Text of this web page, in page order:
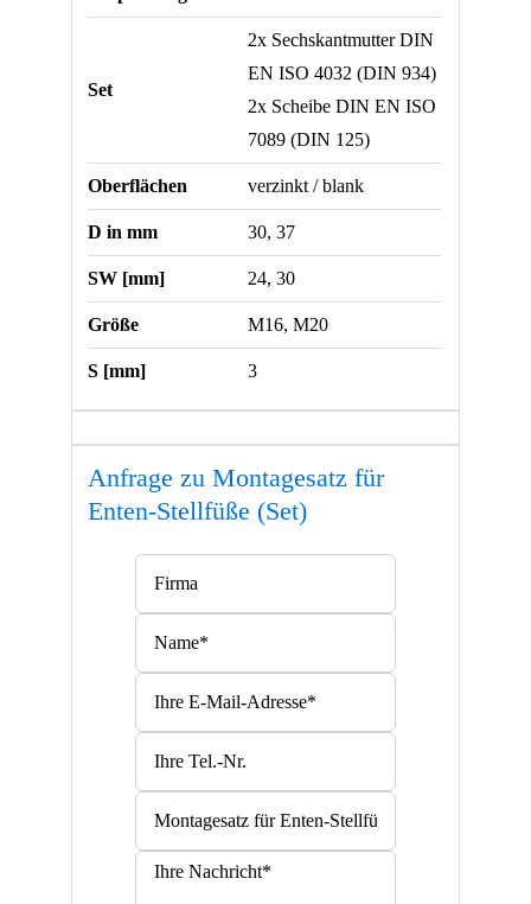
Set
2x Sechskantmutter DIN
EN ISO 4032 (DIN 934)
2x Scheibe DIN EN ISO
7089 (DIN 125)
Oberflächen verzinkt / blank
D in mm 30, 37
SW [mm] 24, 30
Größe M16, M20
S [mm] 3
Anfrage zu Montagesatz für
Enten-Stellfüße (Set)